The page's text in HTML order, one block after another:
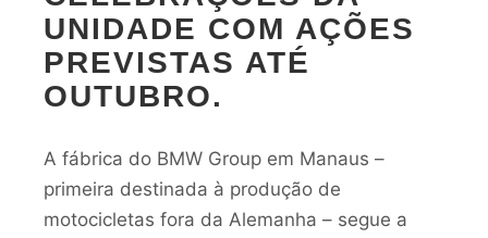
UNIDADE COM AÇÕES
PREVISTAS ATÉ
OUTUBRO.
A fábrica do BMW Group em Manaus –
primeira destinada à produção de
motocicletas fora da Alemanha – segue a